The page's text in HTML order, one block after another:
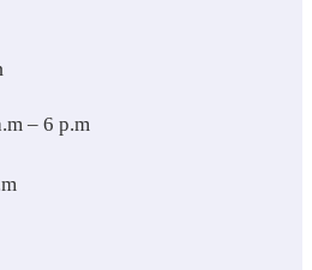
– 6 p.m